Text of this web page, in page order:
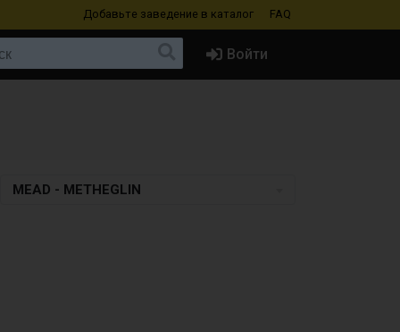
Добавьте заведение в каталог FAQ
Войти
MEAD - METHEGLIN